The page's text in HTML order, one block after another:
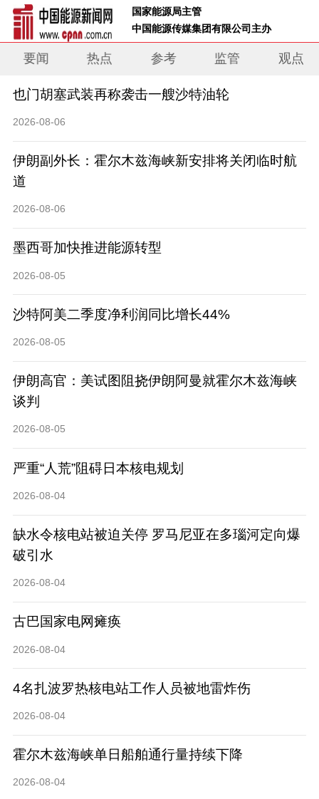
国家能源局主管
中国能源传媒集团有限公司主办
要闻 热点 参考 监管 观点
也门胡塞武装再称袭击一艘沙特油轮
2026-08-06
伊朗副外长：霍尔木兹海峡新安排将关闭临时航
道
2026-08-06
墨西哥加快推进能源转型
2026-08-05
沙特阿美二季度净利润同比增长44%
2026-08-05
伊朗高官：美试图阻挠伊朗阿曼就霍尔木兹海峡
谈判
2026-08-05
严重“人荒”阻碍日本核电规划
2026-08-04
缺水令核电站被迫关停 罗马尼亚在多瑙河定向爆
破引水
2026-08-04
古巴国家电网瘫痪
2026-08-04
4名扎波罗热核电站工作人员被地雷炸伤
2026-08-04
​霍尔木兹海峡单日船舶通行量持续下降
2026-08-04